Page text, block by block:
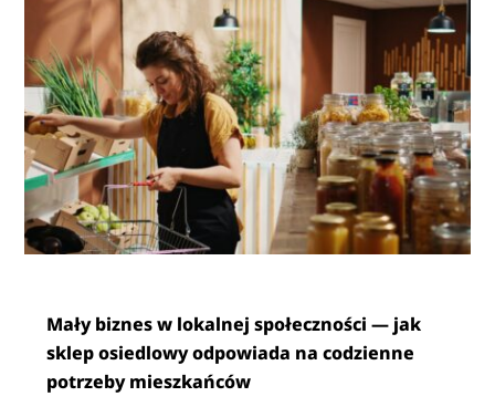
Mały biznes w lokalnej społeczności — jak
sklep osiedlowy odpowiada na codzienne
potrzeby mieszkańców